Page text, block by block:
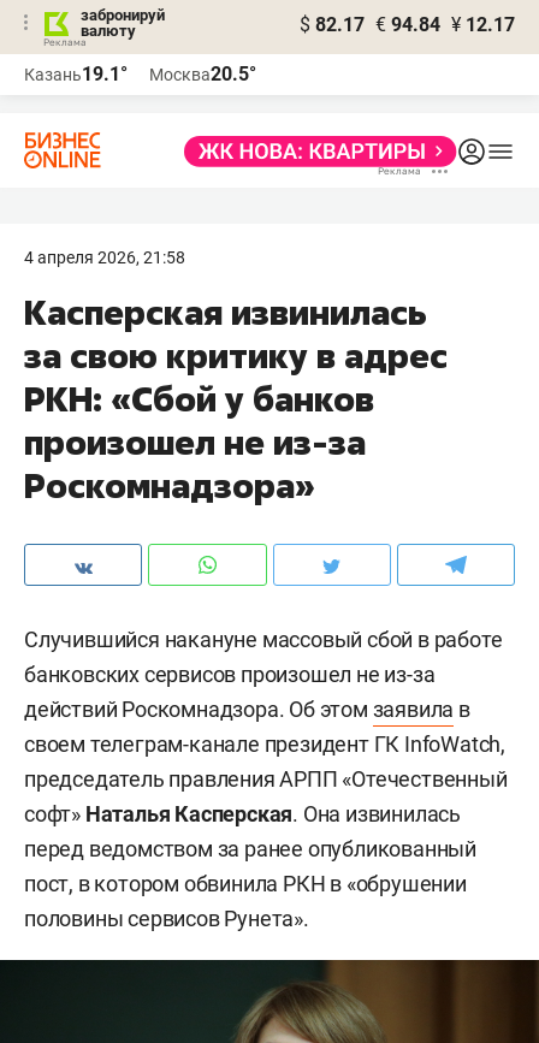
забронируй
валюту
$ 82.17 € 94.84 ¥ 12.17
Казань19.1° Москва20.5°
4 апреля 2026, 21:58
Касперская извинилась
за свою критику в адрес
РКН: «Сбой у банков
произошел не из-за
Роскомнадзора»
Случившийся накануне массовый сбой в работе
банковских сервисов произошел не из-за
действий Роскомнадзора. Об этом заявила в
своем телеграм-канале президент ГК InfoWatch,
председатель правления АРПП «Отечественный
софт» Наталья Касперская. Она извинилась
перед ведомством за ранее опубликованный
пост, в котором обвинила РКН в «обрушении
половины сервисов Рунета».